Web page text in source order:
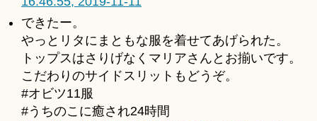
できたー。
やっとリタにまともな服を着せてあげられた。
トップスはさりげなくマリアさんとお揃いです。
こだわりのサイドスリットもどうぞ。
#オビツ11服
#うちのこに癒され24時間